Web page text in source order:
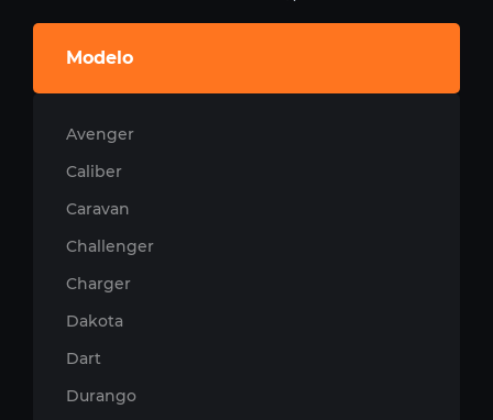
Modelo
Avenger
Caliber
Caravan
Challenger
Charger
Dakota
Dart
Durango